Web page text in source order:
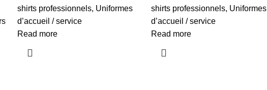
shirts professionnels, Uniformes
d’accueil / service
Read more
shirts professionnels, Uniformes
d’accueil / service
Read more